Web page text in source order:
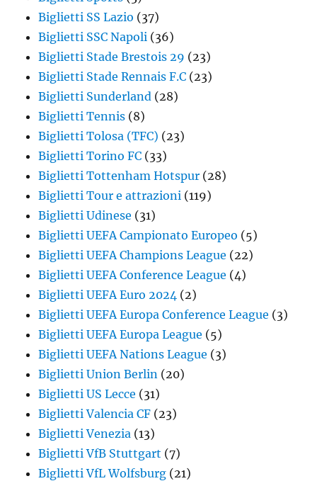
Biglietti SS Lazio (37)
Biglietti SSC Napoli (36)
Biglietti Stade Brestois 29 (23)
Biglietti Stade Rennais F.C (23)
Biglietti Sunderland (28)
Biglietti Tennis (8)
Biglietti Tolosa (TFC) (23)
Biglietti Torino FC (33)
Biglietti Tottenham Hotspur (28)
Biglietti Tour e attrazioni (119)
Biglietti Udinese (31)
Biglietti UEFA Campionato Europeo (5)
Biglietti UEFA Champions League (22)
Biglietti UEFA Conference League (4)
Biglietti UEFA Euro 2024 (2)
Biglietti UEFA Europa Conference League (3)
Biglietti UEFA Europa League (5)
Biglietti UEFA Nations League (3)
Biglietti Union Berlin (20)
Biglietti US Lecce (31)
Biglietti Valencia CF (23)
Biglietti Venezia (13)
Biglietti VfB Stuttgart (7)
Biglietti VfL Wolfsburg (21)